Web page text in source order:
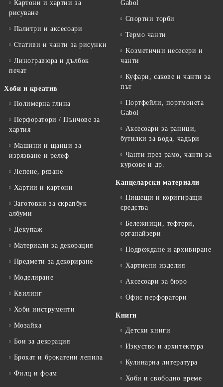
Картони и хартии за
рисуване
Палитри и аксесоари
Стативи и чанти за рисунки
Линогравюра и дълбок
печат
Хоби и креатив
Полимерна глина
Перфоратори / Пънчове за
хартия
Машини и щанци за
изрязване и релеф
Лепене, рязане
Хартии и картони
Заготовки за скрапбук
албуми
Декупаж
Материали за декорация
Предмети за декориране
Моделиране
Квилинг
Хоби инструменти
Мозайка
Бои за декорация
Брокат и брокатени лепила
Филц и фоам
Gabol
Спортни торби
Термо чанти
Kозметични несесери и
чанти
Куфари, сакове и чанти за
път
Портфейли, портмонета
Gabol
Аксесоари за раници,
бутилки за вода, чадъри
Чанти през рамо, чанти за
курсове и др.
Канцеларски материали
Пишещи и коригиращи
средства
Бележници, тефтери,
органайзери
Подреждане и архивиране
Хартиени изделия
Аксесоари за бюро
Офис перфоратори
Книги
Детски книги
Изкуство и архитектура
Кулинарна литература
Хоби и свободно време